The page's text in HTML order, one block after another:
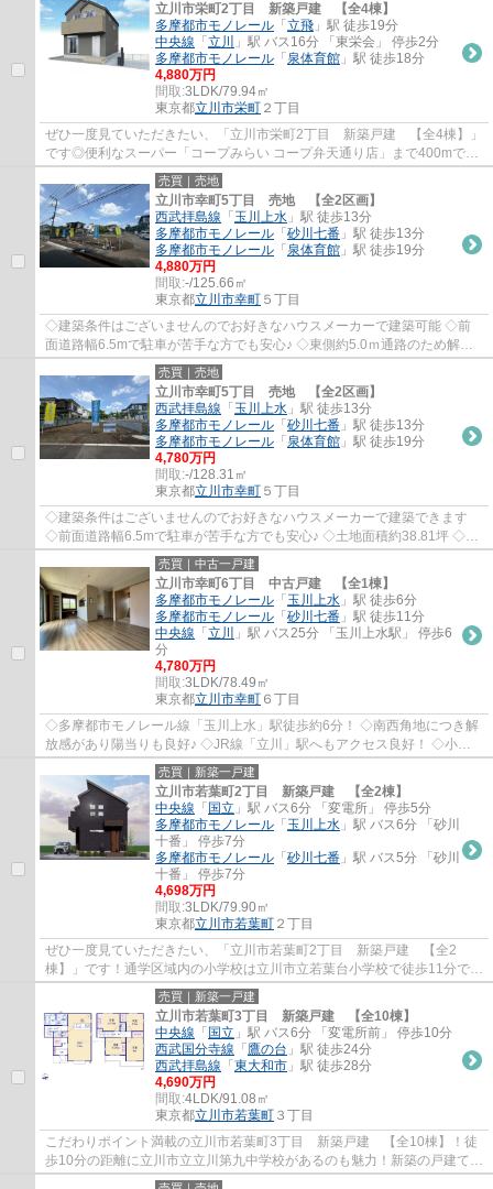
立川市栄町2丁目 新築戸建 【全4棟】
多摩都市モノレール 「 立飛 」駅 徒歩19分
中央線 「 立川
」駅 バス16分 「東栄会」 停歩2分
多摩都市モノレール 「 泉体育館 」駅 徒歩18分
4,880万円
間取:3LDK/79.94㎡
東京都立川市栄町 ２丁目
ぜひ一度見ていただきたい、「立川市栄町2丁目 新築戸建 【全4棟】」
です◎便利なスーパー「コープみらい コープ弁天通り店」まで400mです
◎駐車に不安のある方も安心の、並列2台付き...
売買｜売地
立川市幸町5丁目 売地 【全2区画】
西武拝島線 「 玉川上水 」駅 徒歩13分
多摩都市モノレール 「 砂川七番 」駅 徒歩13分
多摩都市モノレール 「 泉体育館 」駅 徒歩19分
4,880万円
間取:-/125.66㎡
東京都立川市幸町 ５丁目
◇建築条件はございませんのでお好きなハウスメーカーで建築可能 ◇前
面道路幅6.5mで駐車が苦手な方でも安心♪ ◇東側約5.0ｍ通路のため解放
感あり ◇土地面積約38.01坪 ◇日当たりのよい南...
売買｜売地
立川市幸町5丁目 売地 【全2区画】
西武拝島線 「 玉川上水 」駅 徒歩13分
多摩都市モノレール 「 砂川七番 」駅 徒歩13分
多摩都市モノレール 「 泉体育館 」駅 徒歩19分
4,780万円
間取:-/128.31㎡
東京都立川市幸町 ５丁目
◇建築条件はございませんのでお好きなハウスメーカーで建築できます
◇前面道路幅6.5mで駐車が苦手な方でも安心♪ ◇土地面積約38.81坪 ◇日
当たりのよい南道路 ◇きれいな整形地・更地渡し...
売買｜中古一戸建
立川市幸町6丁目 中古戸建 【全1棟】
多摩都市モノレール 「 玉川上水 」駅 徒歩6分
多摩都市モノレール 「 砂川七番 」駅 徒歩11分
中央線 「 立川
」駅 バス25分 「玉川上水駅」 停歩6
分
4,780万円
間取:3LDK/78.49㎡
東京都立川市幸町 ６丁目
◇多摩都市モノレール線「玉川上水」駅徒歩約6分！ ◇南西角地につき解
放感があり陽当りも良好♪ ◇JR線「立川」駅へもアクセス良好！ ◇小学
校徒歩約4分、保育園徒歩約5分！ ◇約15.48帖の...
売買｜新築一戸建
立川市若葉町2丁目 新築戸建 【全2棟】
中央線 「 国立 」駅 バス6分 「変電所」 停歩5分
多摩都市モノレール 「 玉川上水 」駅 バス6分 「砂川
十番」 停歩7分
多摩都市モノレール 「 砂川七番 」駅 バス5分 「砂川
十番」 停歩7分
4,698万円
間取:3LDK/79.90㎡
東京都立川市若葉町 ２丁目
ぜひ一度見ていただきたい、「立川市若葉町2丁目 新築戸建 【全2
棟】」です！通学区域内の小学校は立川市立若葉台小学校で徒歩11分で
す！こちらの土地は前面道路6m以上です！ユタカ...
売買｜新築一戸建
立川市若葉町3丁目 新築戸建 【全10棟】
中央線 「 国立 」駅 バス6分 「変電所前」 停歩10分
西武国分寺線 「 鷹の台 」駅 徒歩24分
西武拝島線 「 東大和市 」駅 徒歩28分
4,690万円
間取:4LDK/91.08㎡
東京都立川市若葉町 ３丁目
こだわりポイント満載の立川市若葉町3丁目 新築戸建 【全10棟】！徒
歩10分の距離に立川市立立川第九中学校があるのも魅力！新築の戸建て物
件で、夢のマイホーム生活を送りませんか！...